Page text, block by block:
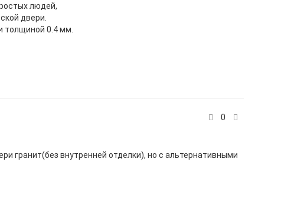
людей,
двери.
толщиной 0.4 мм.
0
гранит(без внутренней отделки), но с альтернативными